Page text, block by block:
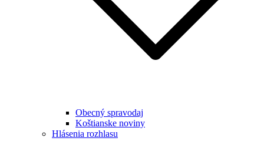
Obecný spravodaj
Koštianske noviny
Hlásenia rozhlasu